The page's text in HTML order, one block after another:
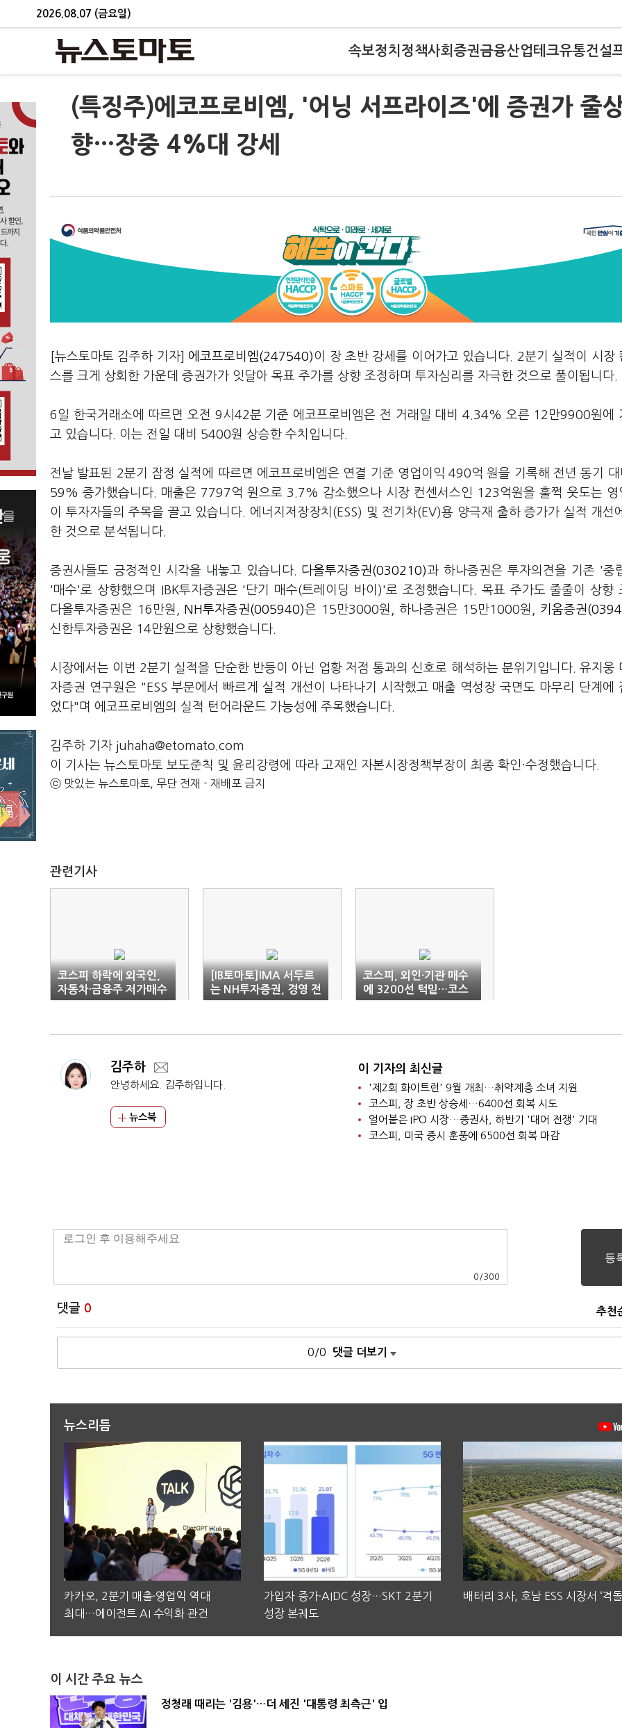
2026.08.07 (금요일)
속보정치 정책사회 증권금융산업테크유통건설
(특징주)에코프로비엠, '어닝 서프라이즈'에 증권가 줄
향…장중 4%대 강세
[뉴스토마토 김주하 기자] 에코프로비엠(247540)이 장 초반 강세를 이어가고 있습니다. 2분기 실적이 시장
스를 크게 상회한 가운데 증권가가 잇달아 목표 주가를 상향 조정하며 투자심리를 자극한 것으로 풀이됩니다.
6일 한국거래소에 따르면 오전 9시42분 기준 에코프로비엠은 전 거래일 대비 4.34% 오른 12만9900원에
고 있습니다. 이는 전일 대비 5400원 상승한 수치입니다.
전날 발표된 2분기 잠정 실적에 따르면 에코프로비엠은 연결 기준 영업이익 490억 원을 기록해 전년 동기
59% 증가했습니다. 매출은 7797억 원으로 3.7% 감소했으나 시장 컨센서스인 123억원을 훌쩍 웃도는 영
이 투자자들의 주목을 끌고 있습니다. 에너지저장장치(ESS) 및 전기차(EV)용 양극재 출하 증가가 실적 개선
한 것으로 분석됩니다.
증권사들도 긍정적인 시각을 내놓고 있습니다. 다올투자증권(030210)과 하나증권은 투자의견을 기존 '중
'매수'로 상향했으며 IBK투자증권은 '단기 매수(트레이딩 바이)'로 조정했습니다. 목표 주가도 줄줄이 상향
다올투자증권은 16만원,
NH투자증권(005940)은 15만3000원, 하나증권은 15만1000원, 키움증권
신한투자증권은 14만원으로 상향했습니다.
시장에서는 이번 2분기 실적을 단순한 반등이 아닌 업황 저점 통과의 신호로 해석하는 분위기입니다. 유지웅
자증권 연구원은 "ESS 부문에서 빠르게 실적 개선이 나타나기 시작했고 매출 역성장 국면도 마무리 단계에
었다"며 에코프로비엠의 실적 턴어라운드 가능성에 주목했습니다.
김주하 기자 juhaha@etomato.com
이 기사는 뉴스토마토 보도준칙 및 윤리강령에 따라 고재인 자본시장정책부장이 최종 확인·수정했습니다.
ⓒ 맛있는 뉴스토마토, 무단 전재 - 재배포 금지
관련기사
코스피 하락에 외국인,
자동차·금융주 저가매수
기회로 삼았다
[IB토마토]IMA 서두르
는 NH투자증권, 경영 전
문성 강화 '노림수'
코스피, 외인·기관 매수
에 3200선 턱밑…코스
닥도 800선 눈앞
김주하
안녕하세요. 김주하입니다.
뉴스북
이 기자의 최신글
'제2회 화이트런' 9월 개최…취약계층 소녀 지원
코스피, 장 초반 상승세…6400선 회복 시도
얼어붙은 IPO 시장…증권사, 하반기 '대어 전쟁' 기대
코스피, 미국 증시 훈풍에 6500선 회복 마감
0 /300
댓글 0 추천
0/0 댓글 더보기
뉴스리듬
카카오, 2분기 매출·영업익 역대
최대…에이전트 AI 수익화 관건
가입자 증가·AIDC 성장…SKT 2분기
성장 본궤도
배터리 3사, 호남 ESS 시장서 ‘격돌
이 시간 주요 뉴스
정청래 때리는 '김용'…더 세진 '대통령 최측근' 입